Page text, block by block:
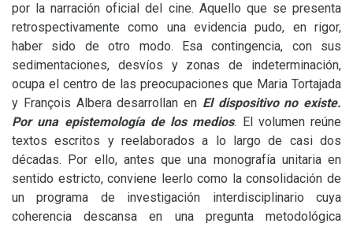
por la narración oficial del cine. Aquello que se presenta
retrospectivamente como una evidencia pudo, en rigor,
haber sido de otro modo. Esa contingencia, con sus
sedimentaciones, desvíos y zonas de indeterminación,
ocupa el centro de las preocupaciones que Maria Tortajada
y François Albera desarrollan en El dispositivo no existe.
Por una epistemología de los medios. El volumen reúne
textos escritos y reelaborados a lo largo de casi dos
décadas. Por ello, antes que una monografía unitaria en
sentido estricto, conviene leerlo como la consolidación de
un programa de investigación interdisciplinario cuya
coherencia descansa en una pregunta metodológica